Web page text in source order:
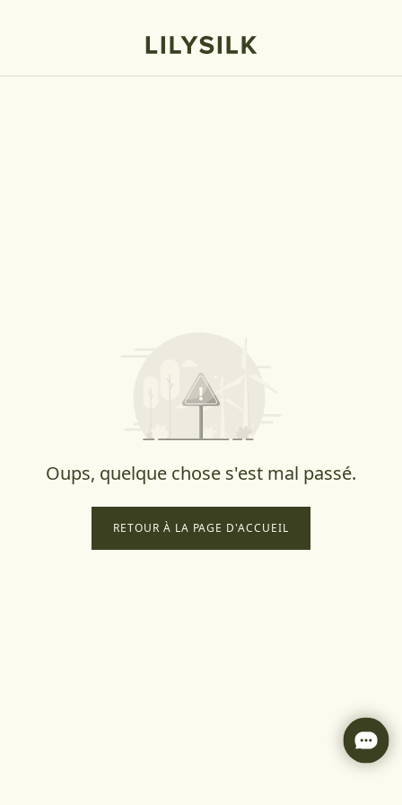
Oups, quelque chose s'est mal passé.
RETOUR À LA PAGE D'ACCUEIL